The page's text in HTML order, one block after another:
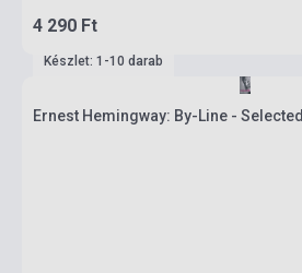
4 290 Ft
Készlet: 1-10 darab
Ernest Hemingway: By-Line -